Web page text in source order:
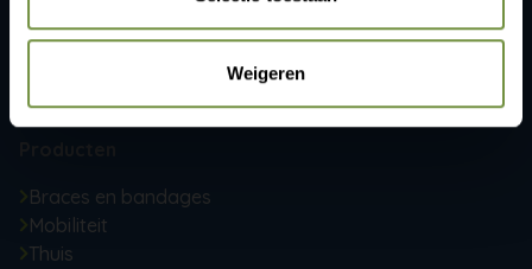
Weigeren
info@thuiszorgwinkelonline.nl
ma-vr 09:00-13:00 & 14:00-16:30
Braces en bandages
Mobiliteit
Thuis